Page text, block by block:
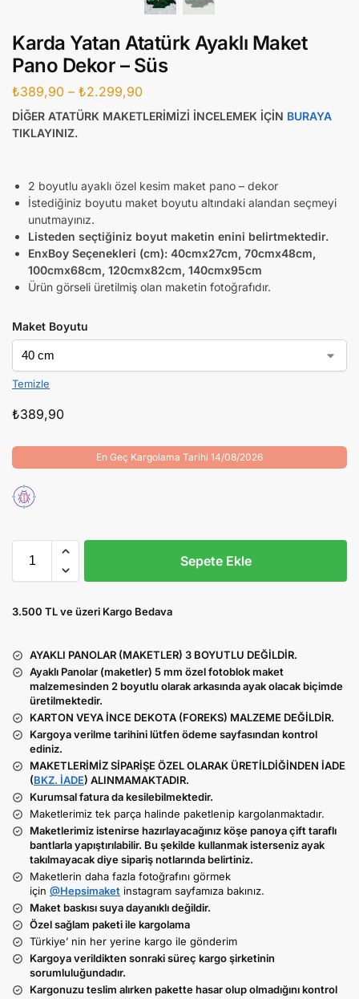
Karda Yatan Atatürk Ayaklı Maket
Pano Dekor – Süs
₺389,90 – ₺2.299,90
DİĞER ATATÜRK MAKETLERİMİZİ İNCELEMEK İÇİN BURAYA
TIKLAYINIZ.
2 boyutlu ayaklı özel kesim maket pano – dekor
İstediğiniz boyutu maket boyutu altındaki alandan seçmeyi
unutmayınız.
Listeden seçtiğiniz boyut maketin enini belirtmektedir.
EnxBoy Seçenekleri (cm): 40cmx27cm, 70cmx48cm,
100cmx68cm, 120cmx82cm, 140cmx95cm
Ürün görseli üretilmiş olan maketin fotoğrafıdır.
Maket Boyutu
Temizle
₺389,90
En Geç Kargolama Tarihi 14/08/2026
Sepete Ekle
3.500 TL ve üzeri Kargo Bedava
AYAKLI PANOLAR (MAKETLER) 3 BOYUTLU DEĞİLDİR.
Ayaklı Panolar (maketler) 5 mm özel fotoblok maket
malzemesinden 2 boyutlu olarak arkasında ayak olacak biçimde
üretilmektedir.
KARTON VEYA İNCE DEKOTA (FOREKS) MALZEME DEĞİLDİR.
Kargoya verilme tarihini lütfen ödeme sayfasından kontrol
ediniz.
MAKETLERİMİZ SİPARİŞE ÖZEL OLARAK ÜRETİLDİĞİNDEN İADE
(BKZ. İADE) ALINMAMAKTADIR.
Kurumsal fatura da kesilebilmektedir.
Maketlerimiz tek parça halinde paketlenip kargolanmaktadır.
Maketlerimiz istenirse hazırlayacağınız köşe panoya çift taraflı
bantlarla yapıştırılabilir. Bu şekilde kullanmak isterseniz ayak
takılmayacak diye sipariş notlarında belirtiniz.
Maketlerin daha fazla fotoğrafını görmek
için @Hepsimaket instagram sayfamıza bakınız.
Maket baskısı suya dayanıklı değildir.
Özel sağlam paketi ile kargolama
Türkiye’ nin her yerine kargo ile gönderim
Kargoya verildikten sonraki süreç kargo şirketinin
sorumluluğundadır.
Kargonuzu teslim alırken pakette hasar olup olmadığını kontrol